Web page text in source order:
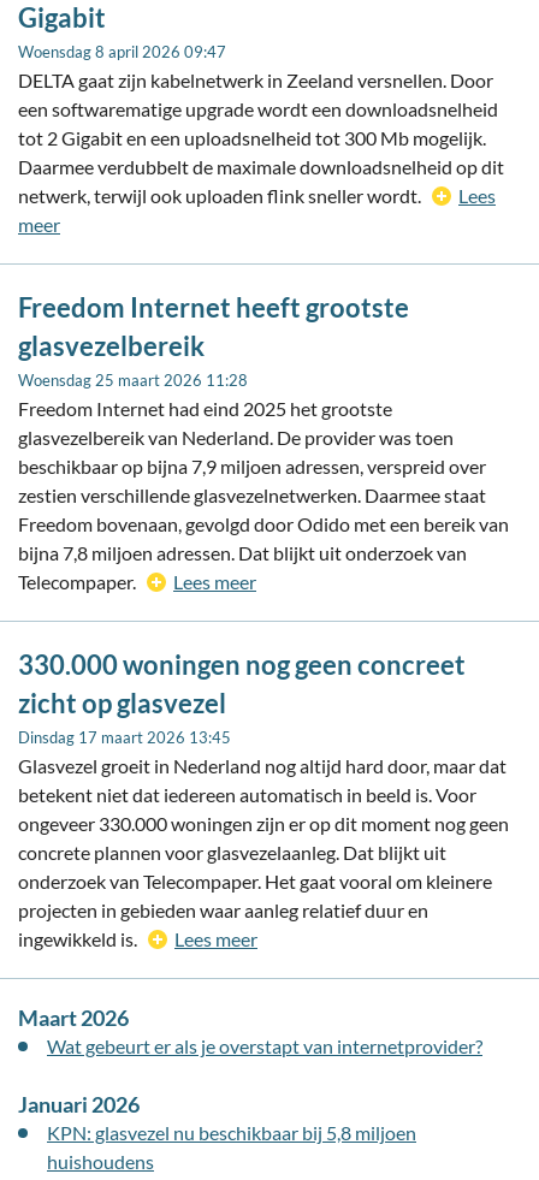
Gigabit
Woensdag 8 april 2026 09:47
DELTA gaat zijn kabelnetwerk in Zeeland versnellen. Door
een softwarematige upgrade wordt een downloadsnelheid
tot 2 Gigabit en een uploadsnelheid tot 300 Mb mogelijk.
Daarmee verdubbelt de maximale downloadsnelheid op dit
netwerk, terwijl ook uploaden flink sneller wordt.
Lees
meer
Freedom Internet heeft grootste
glasvezelbereik
Woensdag 25 maart 2026 11:28
Freedom Internet had eind 2025 het grootste
glasvezelbereik van Nederland. De provider was toen
beschikbaar op bijna 7,9 miljoen adressen, verspreid over
zestien verschillende glasvezelnetwerken. Daarmee staat
Freedom bovenaan, gevolgd door Odido met een bereik van
bijna 7,8 miljoen adressen. Dat blijkt uit onderzoek van
Telecompaper.
Lees meer
330.000 woningen nog geen concreet
zicht op glasvezel
Dinsdag 17 maart 2026 13:45
Glasvezel groeit in Nederland nog altijd hard door, maar dat
betekent niet dat iedereen automatisch in beeld is. Voor
ongeveer 330.000 woningen zijn er op dit moment nog geen
concrete plannen voor glasvezelaanleg. Dat blijkt uit
onderzoek van Telecompaper. Het gaat vooral om kleinere
projecten in gebieden waar aanleg relatief duur en
ingewikkeld is.
Lees meer
Maart 2026
Wat gebeurt er als je overstapt van internetprovider?
Januari 2026
KPN: glasvezel nu beschikbaar bij 5,8 miljoen
huishoudens